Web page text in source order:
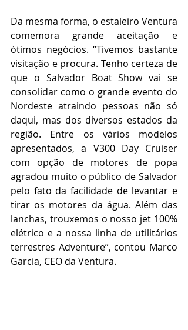
Da mesma forma, o estaleiro Ventura
comemora grande aceitação e
ótimos negócios. “Tivemos bastante
visitação e procura. Tenho certeza de
que o Salvador Boat Show vai se
consolidar como o grande evento do
Nordeste atraindo pessoas não só
daqui, mas dos diversos estados da
região. Entre os vários modelos
apresentados, a V300 Day Cruiser
com opção de motores de popa
agradou muito o público de Salvador
pelo fato da facilidade de levantar e
tirar os motores da água. Além das
lanchas, trouxemos o nosso jet 100%
elétrico e a nossa linha de utilitários
terrestres Adventure”, contou Marco
Garcia, CEO da Ventura.